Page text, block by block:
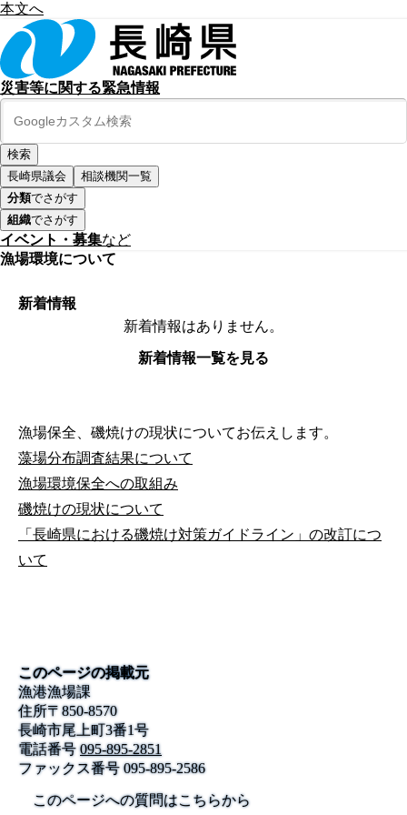
本文へ
災害等に関する緊急情報
長崎県議会
相談機関一覧
分類でさがす
組織でさがす
イベント・募集など
漁場環境について
新着情報
新着情報はありません。
新着情報一覧を見る
漁場保全、磯焼けの現状についてお伝えします。
藻場分布調査結果について
漁場環境保全への取組み
磯焼けの現状について
「長崎県における磯焼け対策ガイドライン」の改訂につ
いて
このページの掲載元
漁港漁場課
住所〒850-8570
長崎市尾上町3番1号
電話番号 095-895-2851
ファックス番号095-895-2586
このページへの質問はこちらから